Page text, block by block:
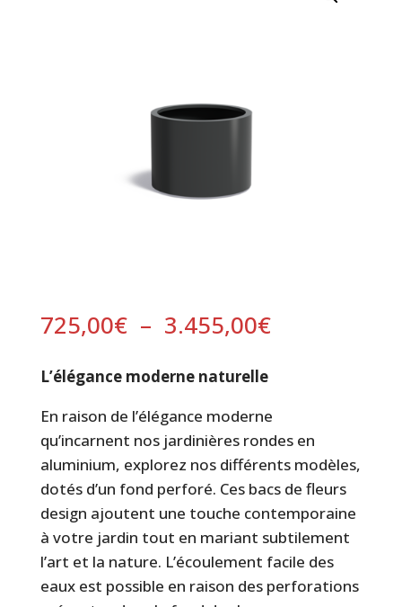
725,00€ – 3.455,00€Plage
à
3.455,00€
L’élégance moderne naturelle
En raison de l’élégance moderne
qu’incarnent nos jardinières rondes en
aluminium, explorez nos différents modèles,
dotés d’un fond perforé. Ces bacs de fleurs
design ajoutent une touche contemporaine
à votre jardin tout en mariant subtilement
l’art et la nature. L’écoulement facile des
eaux est possible en raison des perforations